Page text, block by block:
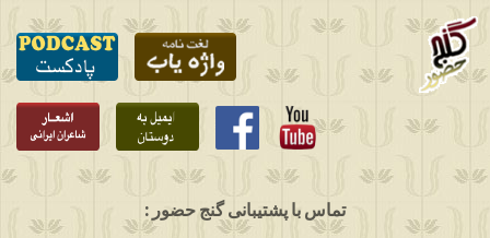
: تماس با پشتیبانی گنج حضور